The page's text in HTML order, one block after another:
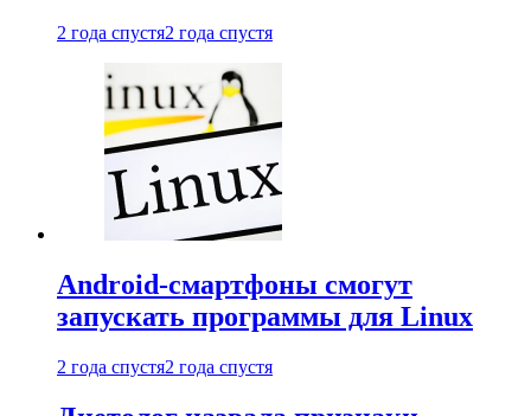
2 года спустя2 года спустя
Android-смартфоны смогут
запускать программы для Linux
2 года спустя2 года спустя